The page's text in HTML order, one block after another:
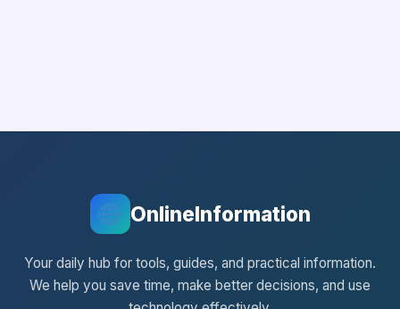
OnlineInformation
Your daily hub for tools, guides, and practical information.
We help you save time, make better decisions, and use